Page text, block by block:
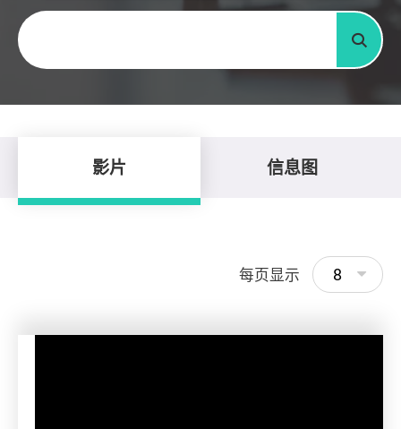
关键字
搜寻
影片 信息图
每页显示 8